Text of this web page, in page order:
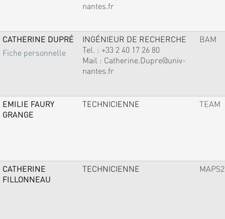
nantes.fr
CATHERINE DUPRÉ
Fiche personnelle
INGÉNIEUR DE RECHERCHE
Tel. : +33 2 40 17 26 80
Mail : Catherine.Dupre@univ-
nantes.fr
BAM
EMILIE FAURY
GRANGE
TECHNICIENNE TEAM
CATHERINE
FILLONNEAU
TECHNICIENNE MAPS2